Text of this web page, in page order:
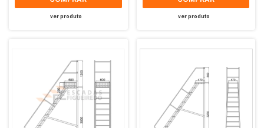
ver produto ver produto